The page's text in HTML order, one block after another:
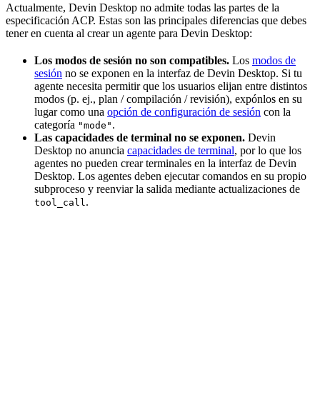
Actualmente, Devin Desktop no admite todas las partes de la
especificación ACP. Estas son las principales diferencias que debes
tener en cuenta al crear un agente para Devin Desktop:
Los modos de sesión no son compatibles. Los modos de
sesión no se exponen en la interfaz de Devin Desktop. Si tu
agente necesita permitir que los usuarios elijan entre distintos
modos (p. ej., plan / compilación / revisión), expónlos en su
lugar como una opción de configuración de sesión con la
categoría "mode" .
Las capacidades de terminal no se exponen. Devin
Desktop no anuncia capacidades de terminal, por lo que los
agentes no pueden crear terminales en la interfaz de Devin
Desktop. Los agentes deben ejecutar comandos en su propio
subproceso y reenviar la salida mediante actualizaciones de
tool_call .